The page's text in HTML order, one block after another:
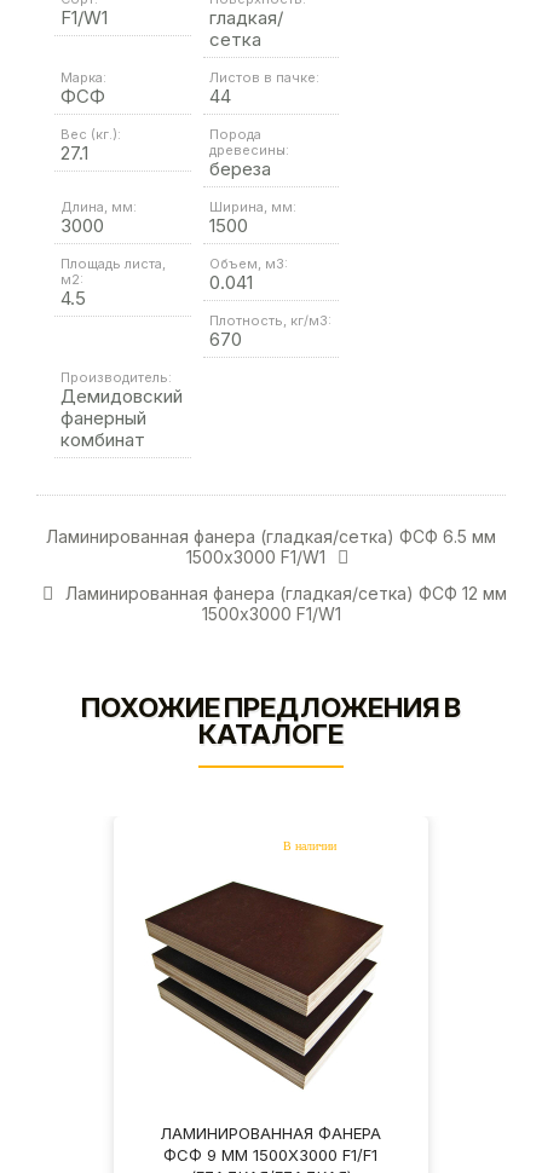
F1/W1
гладкая/
сетка
Марка:
ФСФ
Листов в пачке:
44
Вес (кг.):
27.1
Порода
древесины:
береза
Длина, мм:
3000
Ширина, мм:
1500
Площадь листа,
м2:
4.5
Объем, м3:
0.041
Плотность, кг/м3:
670
Производитель:
Демидовский
фанерный
комбинат
Ламинированная фанера (гладкая/сетка) ФСФ 6.5 мм
1500х3000 F1/W1
Ламинированная фанера (гладкая/сетка) ФСФ 12 мм
1500х3000 F1/W1
ПОХОЖИЕ ПРЕДЛОЖЕНИЯ В
КАТАЛОГЕ
ЛАМИНИРОВАННАЯ ФАНЕРА
ФСФ 9 ММ 1500Х3000 F1/F1